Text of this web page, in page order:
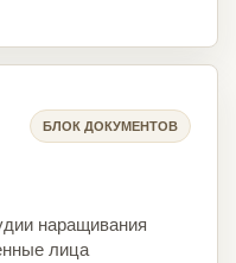
БЛОК ДОКУМЕНТОВ
наращивания
лица